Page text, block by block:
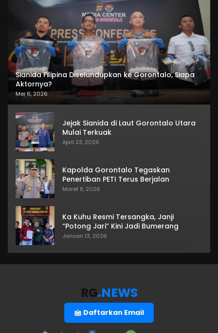
Sianida Filipina Diselundupkan ke Gorontalo, Siapa
Aktornya?
Mei 6, 2026
Jejak Sianida di Laut Gorontalo Utara
Mulai Terkuak
April 23, 2026
Kapolda Gorontalo Tegaskan
Penertiban PETI Terus Berjalan
Maret 8, 2026
Ka Kuhu Resmi Tersangka, Janji
“Potong Jari” Kini Jadi Bumerang
Januari 13, 2026
RG.NEWS
Daftarkan Email